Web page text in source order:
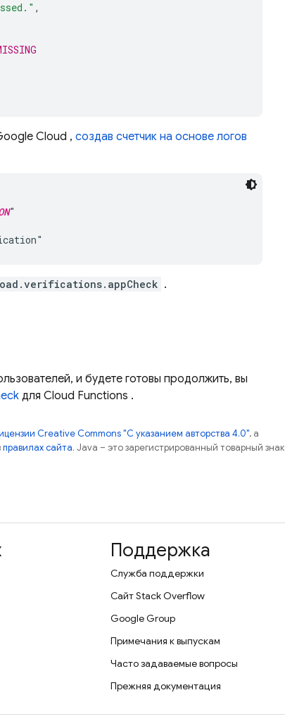
,
Cloud , создав счетчик на основе логов
"
.
и будете готовы продолжить, вы
для Cloud Functions .
Creative Commons "С указанием авторства 4.0", а
правилах сайта. Java – это зарегистрированный товарный знак
Поддержка
Служба поддержки
Сайт Stack Overflow
Google Group
Примечания к выпускам
Часто задаваемые вопросы
Прежняя документация